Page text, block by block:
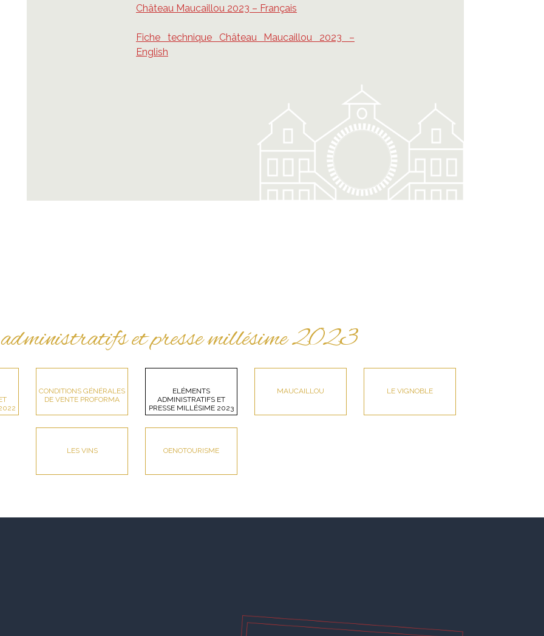
Château Maucaillou 2023 – Français
Fiche technique Château Maucaillou 2023 –
English
et presse millésime 2023
CONDITIONS GÉNÉRALES
DE VENTE PROFORMA
ELÉMENTS
ADMINISTRATIFS ET
PRESSE MILLÉSIME 2023
MAUCAILLOU LE VIGNOBLE
LES VINS OENOTOURISME